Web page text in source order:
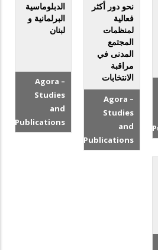
الدبلوماسية
البرلمانية و
لبنان
Agora –
Studies
and
Publications
نحو دور أكثر
فعالية
لمنظمات
المجتمع
المدنى في
مراقبة
الانتخابات
Agora –
Studies
and
Publications